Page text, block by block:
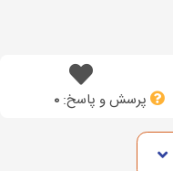
پرسش و پاسخ:0